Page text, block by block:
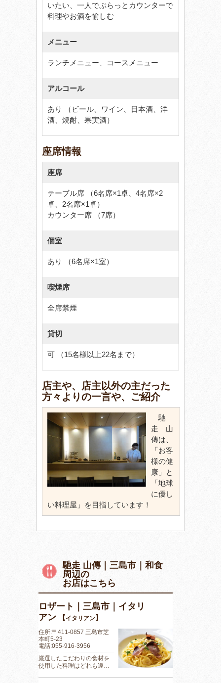
いたい、一人でぷらっとカウンターで
料理やお酒を愉しむ
メニュー
ランチメニュー、コースメニュー
アルコール
あり （ビール、ワイン、日本酒、洋
酒、焼酎、果実酒）
座席情報
座席
テーブル席 （6名席×1卓、4名席×2
卓、2名席×1卓）
カウンター席 （7席）
個室
あり （6名席×1室）
喫煙席
全席禁煙
貸切
可 （15名様以上22名まで）
店主や、店主以外の主だった
方々よりの一言や、ご紹介
馳
走 山
傳は、
「お客
様の健
康」と
「地球
に優し
い料理屋」を目指しています！
馳走 山傳｜三島市｜和食
周辺の
お店はこちら
ロザート｜三島市｜イタリ
アン
【イタリアン】
住所:〒411-0857 三島市芝
本町5-23
電話:055-916-3956
厳選したこだわりの食材を
使用した料理はどれも違…